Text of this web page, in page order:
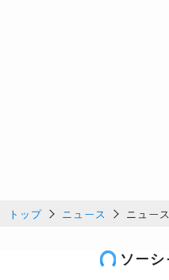
トップ ニュース ニュー
ソー